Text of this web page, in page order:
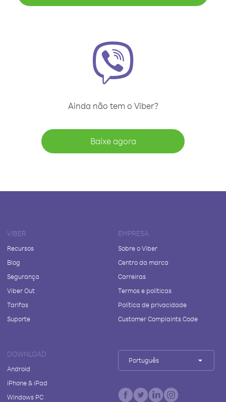
Ainda não tem o Viber?
Baixe agora
VIBER
Recursos
Blog
Segurança
Viber Out
Tarifas
Suporte
EMPRESA
Sobre o Viber
Centro da marca
Carreiras
Termos e políticas
Política de privacidade
Customer Complaints Code
DOWNLOAD
Android
iPhone & iPad
Windows PC
Português